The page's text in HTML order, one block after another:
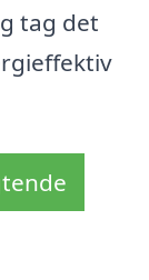
tag det